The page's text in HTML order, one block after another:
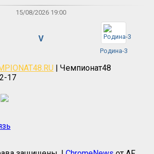
15/08/2026 19:00
V
Родина-3
| Чемпионат48
17